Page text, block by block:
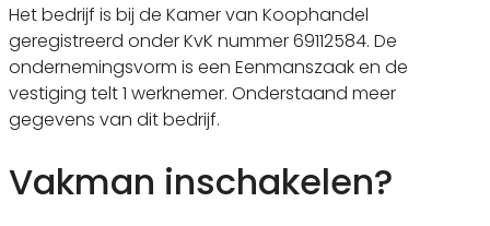
Het bedrijf is bij de Kamer van Koophandel
geregistreerd onder KvK nummer 69112584. De
ondernemingsvorm is een Eenmanszaak en de
vestiging telt 1 werknemer. Onderstaand meer
gegevens van dit bedrijf.
Vakman inschakelen?